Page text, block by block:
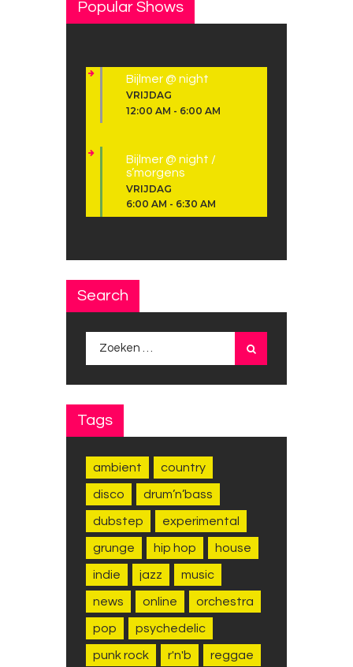
Popular Shows
Bijlmer @ night
VRIJDAG
12:00 AM - 6:00 AM
Bijlmer @ night /
s’morgens
VRIJDAG
6:00 AM - 6:30 AM
Search
Tags
ambient country
disco drum’n’bass
dubstep experimental
grunge hip hop house
indie jazz music
news online orchestra
pop psychedelic
punk rock r'n'b reggae